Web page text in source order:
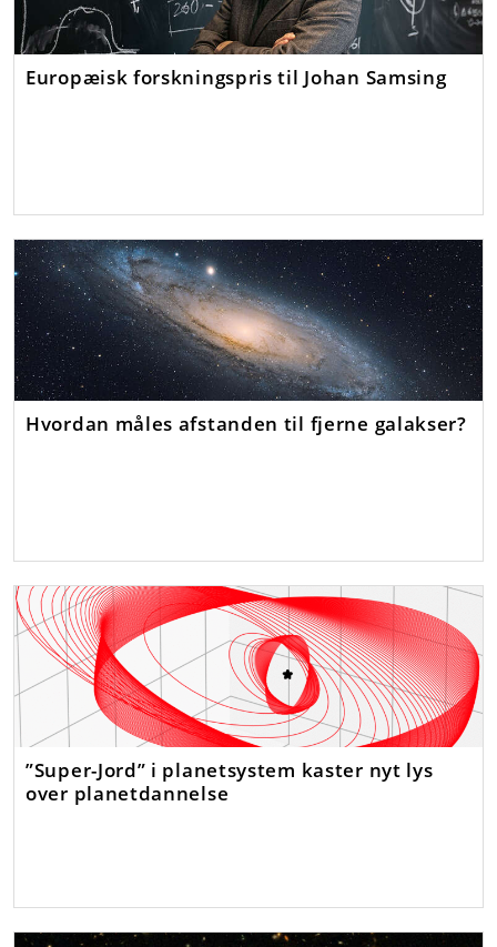
Europæisk forskningspris til Johan Samsing
Hvordan måles afstanden til fjerne galakser?
”Super-Jord” i planetsystem kaster nyt lys
over planetdannelse